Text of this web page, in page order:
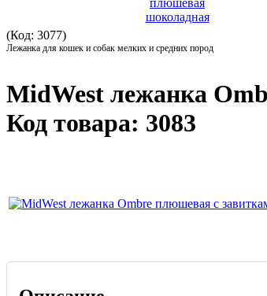
(Код: 3077)
Лежанка для кошек и собак мелких и средних пород
MidWest лежанка
Код товара: 3083